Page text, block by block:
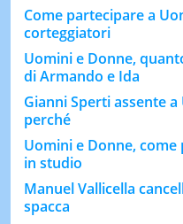
Come partecipare a
corteggiatori
Uomini e Donne,
di Armando e Ida
Gianni Sperti assente
perché
Uomini e Donne,
in studio
Manuel Vallicella
spacca